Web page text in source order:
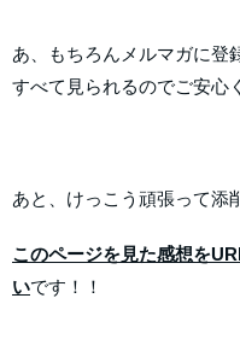
あ、もちろんメルマガに登
すべて見られるのでご安心
あと、けっこう頑張って添
このページを見た感想を
いです！！